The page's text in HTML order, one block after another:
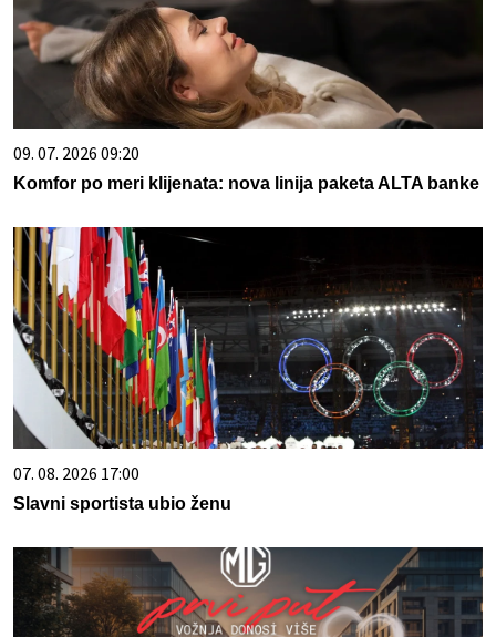
09. 07. 2026 09:20
Komfor po meri klijenata: nova linija paketa ALTA banke
07. 08. 2026 17:00
Slavni sportista ubio ženu